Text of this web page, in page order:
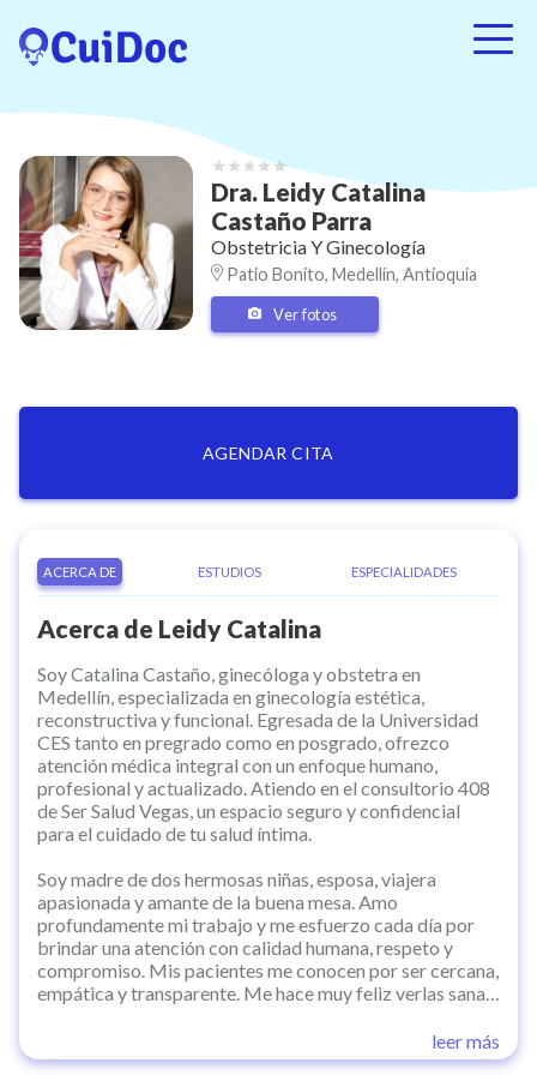
Dra. Leidy Catalina
Castaño Parra
Obstetricia Y Ginecología
Patio Bonito, Medellín, Antioquia
Ver fotos
AGENDAR CITA
ACERCA DE ESTUDIOS ESPECIALIDADES
Acerca de Leidy Catalina
Soy Catalina Castaño, ginecóloga y obstetra en
Medellín, especializada en ginecología estética,
reconstructiva y funcional. Egresada de la Universidad
CES tanto en pregrado como en posgrado, ofrezco
atención médica integral con un enfoque humano,
profesional y actualizado. Atiendo en el consultorio 408
de Ser Salud Vegas, un espacio seguro y confidencial
para el cuidado de tu salud íntima.
Soy madre de dos hermosas niñas, esposa, viajera
apasionada y amante de la buena mesa. Amo
profundamente mi trabajo y me esfuerzo cada día por
brindar una atención con calidad humana, respeto y
compromiso. Mis pacientes me conocen por ser cercana,
empática y transparente. Me hace muy feliz verlas sanas,
En mi consulta te acompaño en cada etapa de tu vida:
leer más